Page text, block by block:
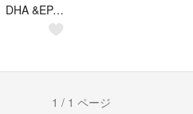
サントリー DHA &EPA プラスビタミン セサミンEX
1 / 1 ページ